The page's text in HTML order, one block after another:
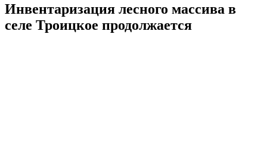
Инвентаризация лесного массива в
селе Троицкое продолжается